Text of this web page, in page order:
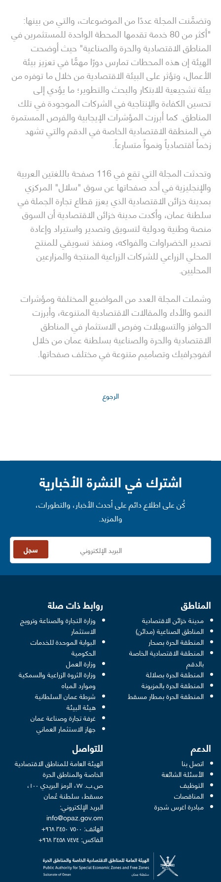
وتضمَّنت المجلة عددًا من الموضوعات، والتي من بينها:
"أكثر من 80 خدمة تقدمها المحطة الواحدة للمستثمرين في
المناطق الاقتصادية والحرة والصناعية" حيث أوضحت
الهيئة إن هذه المحطات تمارس دورًا مهمًّا في تعزيز بيئة
الأعمال، وتؤثر على البيئة الاقتصادية من خلال ما توفره من
بيئة تشجيعية للابتكار والبحث والتطوير؛ ما يؤدي إلى
تحسين الكفاءة والإنتاجية في الشركات الموجودة في تلك
المناطق. كما أبرزت المؤشرات الإيجابية والفرص المستمرة
في المنطقة الاقتصادية الخاصة في الدقم والتي تشهد
زخماً اقتصادياً ونمواً متسارعاً.
وتحدثت المجلة التي تقع في 116 صفحة باللغتين العربية
والإنجليزية في أحد صفحاتها عن سوق "سلال" المركزي
بمدينة خزائن الاقتصادية الذي يعزز قطاع تجارة الجملة في
سلطنة عمان، وأكدت مدينة خزائن الاقتصادية أن السوق
منصة وطنية ودولية لتسويق وتصدير واستيراد وإعادة
تصدير الخضراوات والفواكه، ومنفذ تسويقي للمنتج
المحلي الزراعي للشركات الزراعية المنتجة والمزارعين
المحليين.
وشملت المجلة العدد من المواضيع المختلفة ومؤشرات
النمو والأداء والمقالات الاقتصادية المتنوعة، وأبرزت
الحوافز والتسهيلات وفرص الاستثمار في المناطق
الاقتصادية والحرة والصناعية بسلطنة عمان من خلال
انفوجرافيك وتصاميم متنوعة في مختلف صفحاتها.
الرجوع
اشترك في النشرة الأخبارية
كُن على اطلاع دائم على أحدث الأخبار، والتطورات،
والمزيد.
سجل
المناطق
مدينة خزائن الاقتصادية
المناطق الصناعية (مدائن)
المنطقة الحرة بصحار
المنطقة الاقتصادية الخاصة
بالدقم
المنطقة الحرة بصلالة
المنطقة الحرة بالمزيونة
المنطقة الحرة بمطار مسقط
روابط ذات صلة
وزارة التجارة والصناعة وترويج
الاستثمار in a new window
البوابة الموحدة للخدمات
الحكوميةin a new window
وزارة العملin a new window
وزارة الثروة الزراعية والسمكية
وموارد المياهin a new window
شرطة عمان السلطانيةwindow
هيئة البيئةin a new window
غرفة تجارة وصناعة عمانwindow
جهاز الاستثمار العمانيwindow
الدعم
اتصل بنا
الأسئلة الشائعة
التوظيف
المناقصات
مبادرة اغرس شجرة
للتواصل
الهيئة العامة للمناطق الاقتصادية
الخاصة والمناطق الحرة
ص.ب. ٧٧، الرمز البريدي ١٠٠،
مسقط، سلطنة عُمان
البريد الإلكتروني:
info@opaz.gov.om
الهاتف: ٧٥٠٠ ٢٤٥٠ ٩٦٨+
الفاكس: ٧٤٧٤ ٢٤٥٨ ٩٦٨+